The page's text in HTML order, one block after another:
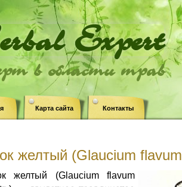
в области трав
Карта сайта Контакты
желтый (Glaucium
желтый (Glaucium flavum